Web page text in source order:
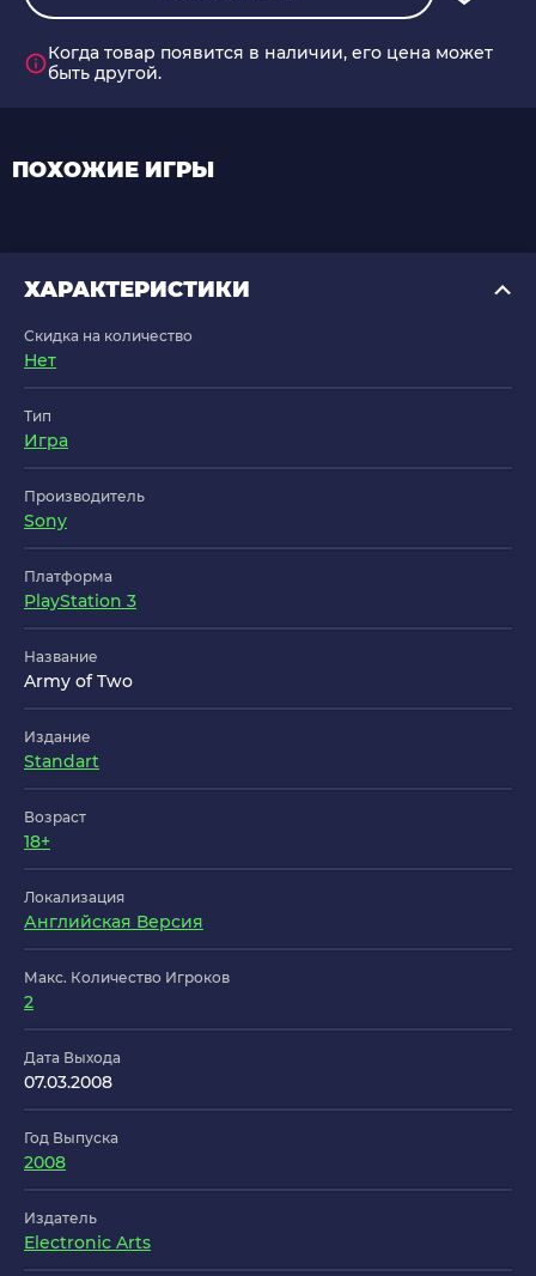
Когда товар появится в наличии, его цена может
быть другой.
ПОХОЖИЕ ИГРЫ
ХАРАКТЕРИСТИКИ
Скидка на количество
Нет
Тип
Игра
Производитель
Sony
Платформа
PlayStation 3
Название
Army of Two
Издание
Standart
Возраст
18+
Локализация
Английская Версия
Макс. Количество Игроков
2
Дата Выхода
07.03.2008
Год Выпуска
2008
Издатель
Electronic Arts